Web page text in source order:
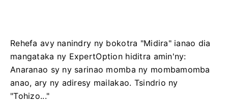
Rehefa avy nanindry ny bokotra "Midira" ianao dia
mangataka ny ExpertOption hiditra amin'ny:
Anaranao sy ny sarinao momba ny mombamomba
anao, ary ny adiresy mailakao. Tsindrio ny
"Tohizo..."